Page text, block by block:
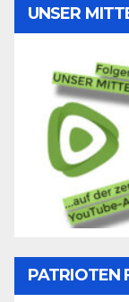
UNSER
PATRIOTEN